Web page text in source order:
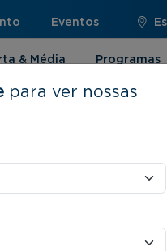
Eventos
& Média
Programas
para ver nossas